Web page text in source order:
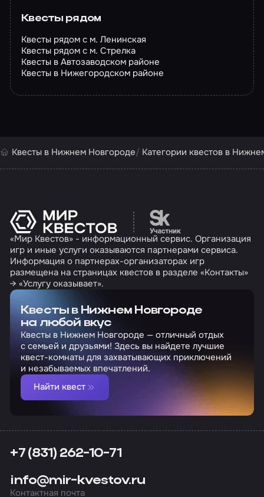
Квесты рядом
Квесты рядом с м. Ленинская
Квесты рядом с м. Стрелка
Квесты в Автозаводском районе
Квесты в Нижегородском районе
Квесты в Нижнем Новгороде Категории квестов в
Перейти на сайт
«Мир Квестов» - информационный сервис. Организация
игр и иные услуги оказываются партнерами сервиса.
Информация о партнерах-организаторах игр
размещена на страницах квестов в разделе «Контакты»
→ «Услугу оказывает».
Квесты в Нижнем Новгороде
на любой вкус
Квесты в Нижнем Новгороде — отличный отдых
с семьей и друзьями! Здесь вы найдете лучшие
квест-комнаты для захватывающих приключений
и незабываемых впечатлений.
Найти квест
+7 (831) 262-10-71
info@mir-kvestov.ru
Контактная почта